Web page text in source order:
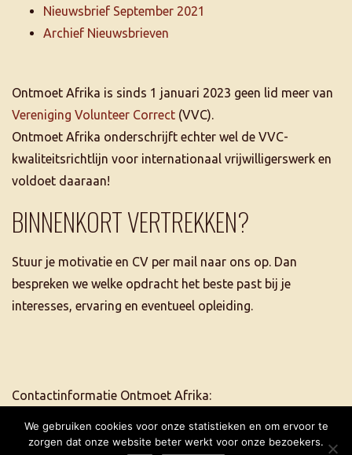
Nieuwsbrief September 2021
Archief Nieuwsbrieven
Ontmoet Afrika is sinds 1 januari 2023 geen lid meer van
Vereniging Volunteer Correct (VVC).
Ontmoet Afrika onderschrijft echter wel de VVC-
kwaliteitsrichtlijn voor internationaal vrijwilligerswerk en
voldoet daaraan!
BINNENKORT VERTREKKEN?
Stuur je motivatie en CV per mail naar ons op. Dan
bespreken we welke opdracht het beste past bij je
interesses, ervaring en eventueel opleiding.
Contactinformatie Ontmoet Afrika:
info@ontmoetafrika.nl
We gebruiken cookies voor onze statistieken en om ervoor te
zorgen dat onze website beter werkt voor onze bezoekers.